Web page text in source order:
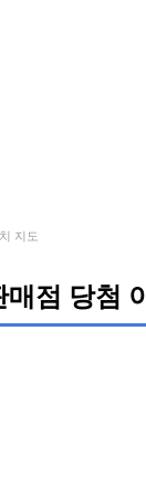
지도
매점 당첨